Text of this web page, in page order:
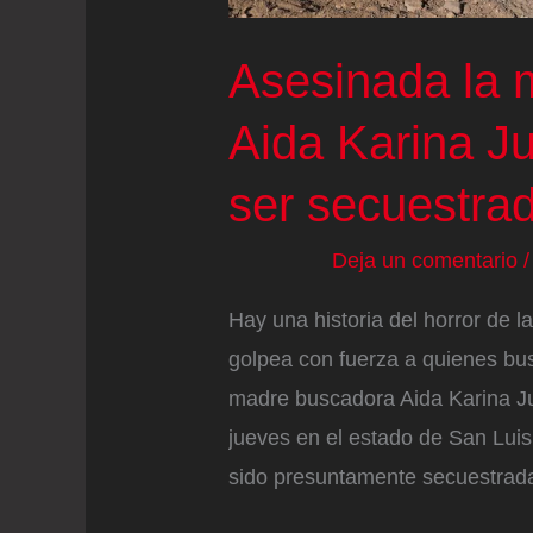
Asesinada la
Aida Karina
ser
Deja un comentario /
Hay una historia del horror de
golpea con fuerza a quienes
madre buscadora Aida Karina
jueves en el estado de San
sido presuntamente